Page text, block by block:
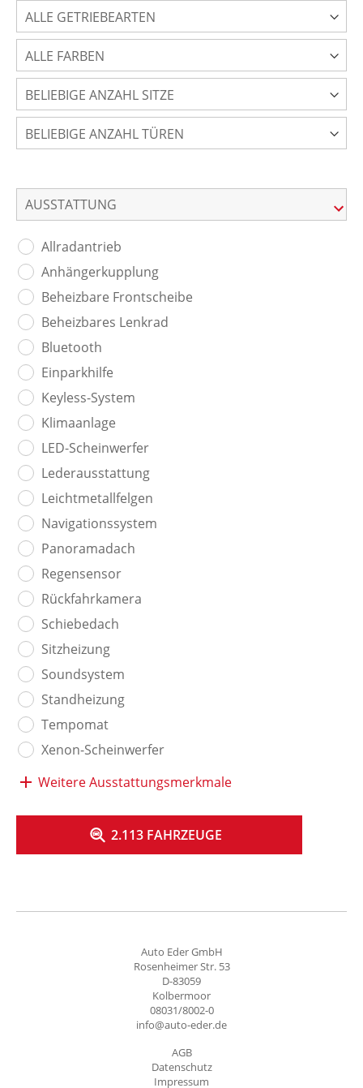
ALLE GETRIEBEARTEN
ALLE FARBEN
BELIEBIGE ANZAHL SITZE
BELIEBIGE ANZAHL TÜREN
AUSSTATTUNG
Allradantrieb
Anhängerkupplung
Beheizbare Frontscheibe
Beheizbares Lenkrad
Bluetooth
Einparkhilfe
Keyless-System
Klimaanlage
LED-Scheinwerfer
Lederausstattung
Leichtmetallfelgen
Navigationssystem
Panoramadach
Regensensor
Rückfahrkamera
Schiebedach
Sitzheizung
Soundsystem
Standheizung
Tempomat
Xenon-Scheinwerfer
Weitere Ausstattungsmerkmale
2.113 FAHRZEUGE
Auto Eder GmbH
Rosenheimer Str. 53
D-83059
Kolbermoor
08031/8002-0
info@auto-eder.de
AGB
Datenschutz
Impressum